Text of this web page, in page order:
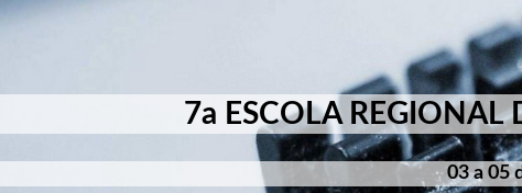
7a ESCOLA REGIONAL
03 a 05